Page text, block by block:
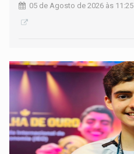
05 de Agosto de 2026 às 11:25